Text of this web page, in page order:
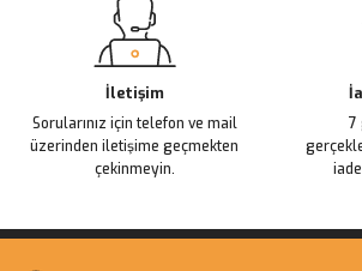
İletişim
Sorularınız için telefon ve mail
üzerinden iletişime geçmekten
çekinmeyin.
7